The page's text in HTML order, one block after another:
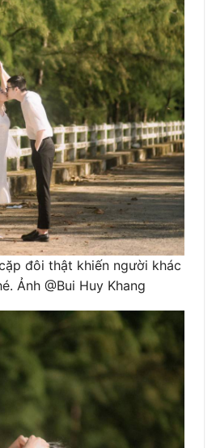
đôi thật khiến người khác
Ảnh @Bui Huy Khang